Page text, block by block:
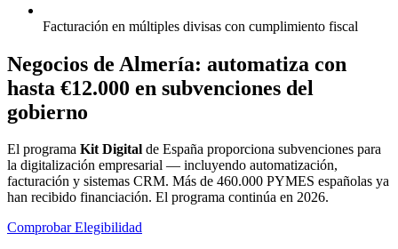
Facturación en múltiples divisas con cumplimiento fiscal
Negocios de Almería: automatiza con
hasta €12.000 en subvenciones del
gobierno
El programa Kit Digital de España proporciona subvenciones para
la digitalización empresarial — incluyendo automatización,
facturación y sistemas CRM. Más de 460.000 PYMES españolas ya
han recibido financiación. El programa continúa en 2026.
Comprobar Elegibilidad